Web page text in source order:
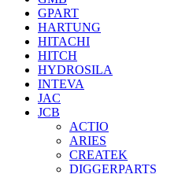
GPART
HARTUNG
HITACHI
HITCH
HYDROSILA
INTEVA
JAC
JCB
ACTIO
ARIES
CREATEK
DIGGERPARTS